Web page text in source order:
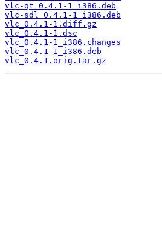
vlc-qt_0.4.1-1_i386.deb
vlc-sdl_0.4.1-1_i386.deb
vlc_0.4.1-1.diff.gz
vlc_0.4.1-1.dsc
vlc_0.4.1-1_i386.changes
vlc_0.4.1-1_i386.deb
vlc_0.4.1.orig.tar.gz